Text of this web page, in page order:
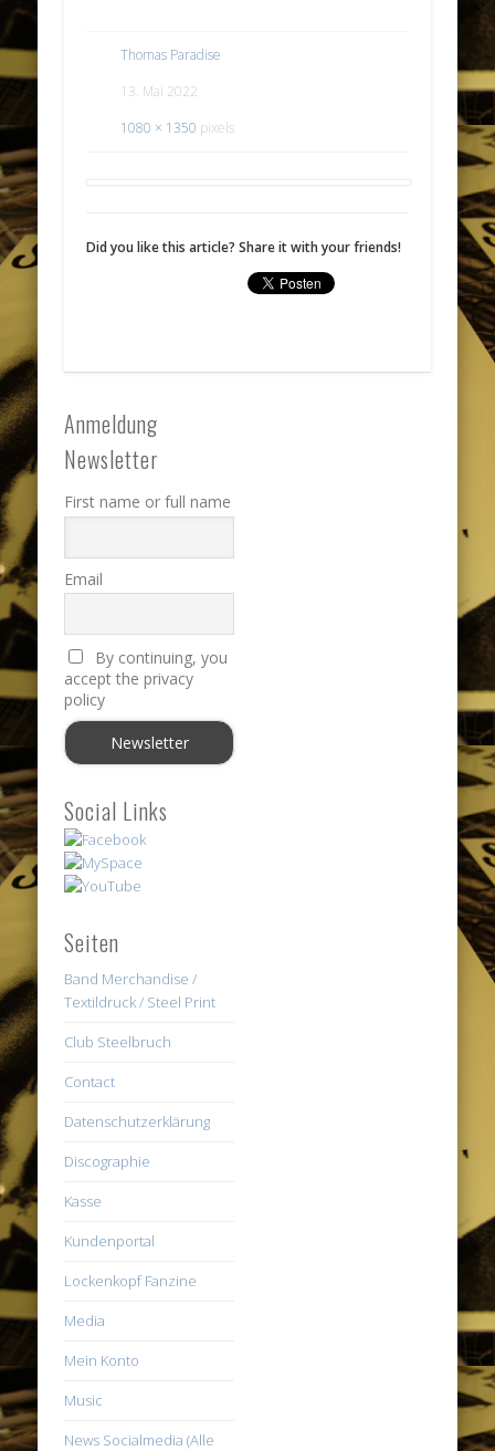
Thomas Paradise
13. Mai 2022
1080 × 1350 pixels
Did you like this article? Share it with your friends!
Anmeldung
Newsletter
First name or full name
Email
By continuing, you
accept the privacy
policy
Social Links
Seiten
Band Merchandise /
Textildruck / Steel Print
Club Steelbruch
Contact
Datenschutzerklärung
Discographie
Kasse
Kundenportal
Lockenkopf Fanzine
Media
Mein Konto
Music
News Socialmedia (Alle